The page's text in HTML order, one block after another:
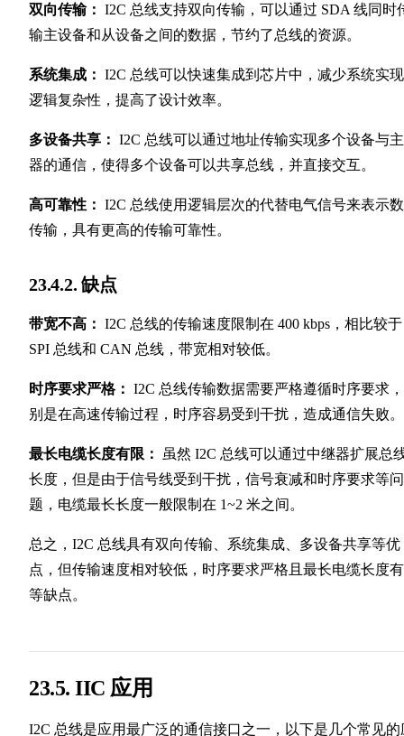
双向传输： I2C 总线支持双向传输，可以通过 SDA 线同时
输主设备和从设备之间的数据，节约了总线的资源。
系统集成： I2C 总线可以快速集成到芯片中，减少系统实
逻辑复杂性，提高了设计效率。
多设备共享： I2C 总线可以通过地址传输实现多个设备与
器的通信，使得多个设备可以共享总线，并直接交互。
高可靠性： I2C 总线使用逻辑层次的代替电气信号来表示
传输，具有更高的传输可靠性。
23.4.2. 缺点
带宽不高： I2C 总线的传输速度限制在 400 kbps，相比较于
SPI 总线和 CAN 总线，带宽相对较低。
时序要求严格： I2C 总线传输数据需要严格遵循时序要求
别是在高速传输过程，时序容易受到干扰，造成通信失败。
最长电缆长度有限：
虽然 I2C 总线可以通过中继器扩展总
长度，但是由于信号线受到干扰，信号衰减和时序要求等问
题，电缆最长长度一般限制在 1~2 米之间。
总之，I2C 总线具有双向传输、系统集成、多设备共享等优
点，但传输速度相对较低，时序要求严格且最长电缆长度
等缺点。
23.5. IIC 应用
I2C 总线是应用最广泛的通信接口之一，以下是几个常见的